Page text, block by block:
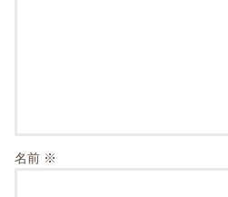
名前 ※